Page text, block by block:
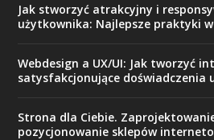
Jak stworzyć atrakcyjny i
użytkownika: Najlepsze praktyki
Webdesign a UX/UI: Jak tworzyć
satysfakcjonujące doświadczenia
Strona dla Ciebie.
pozycjonowanie sklepów